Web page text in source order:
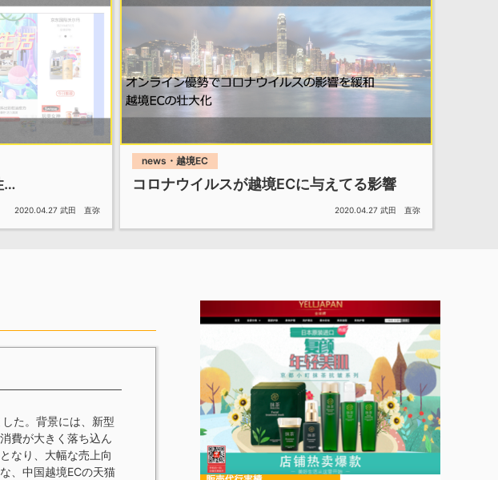
…
2020.04.27 武田 直弥
news・越境EC
コロナウイルスが越境ECに与えてる影響
2020.04.27 武田 直弥
た。背景には、新型
費が大きく落ち込ん
なり、大幅な売上向
、中国越境ECの天猫